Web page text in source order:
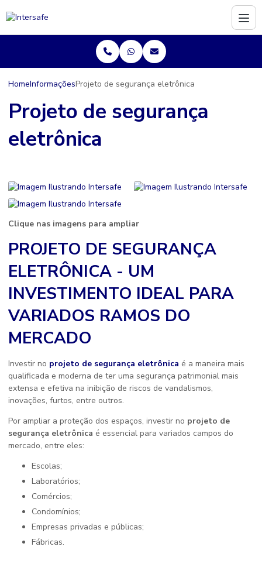
HomeInformaçõesProjeto de segurança eletrônica
Projeto de segurança
eletrônica
Clique nas imagens para ampliar
PROJETO DE SEGURANÇA
ELETRÔNICA - UM
INVESTIMENTO IDEAL PARA
VARIADOS RAMOS DO
MERCADO
Investir no projeto de segurança eletrônica é a maneira mais
qualificada e moderna de ter uma segurança patrimonial mais
extensa e efetiva na inibição de riscos de vandalismos,
inovações, furtos, entre outros.
Por ampliar a proteção dos espaços, investir no projeto de
segurança eletrônica é essencial para variados campos do
mercado, entre eles:
Escolas;
Laboratórios;
Comércios;
Condomínios;
Empresas privadas e públicas;
Fábricas.